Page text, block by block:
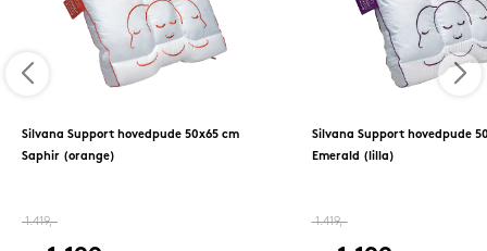
Silvana Support hovedpude 50x65 cm
Saphir (orange)
1.419,-
Silvana Support hovedpude
Emerald (lilla)
1.419,-